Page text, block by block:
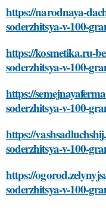
https://narodnaya-
soderzhitsya-v-100-
https://kosmetika.ru-
soderzhitsya-v-100-
https://
soderzhitsya-v-100-
https://
soderzhitsya-v-100-
https://
soderzhitsya-v-100-